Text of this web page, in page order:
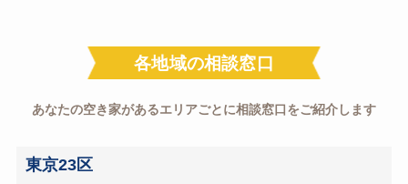
各地域の相談窓口
あなたの空き家があるエリアごとに相談窓口をご紹介します
東京23区